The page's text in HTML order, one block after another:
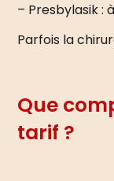
– Presbylasik :
Parfois la
Que
tarif ?